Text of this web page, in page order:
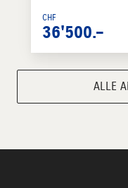
CHF
36'500.–
ALLE